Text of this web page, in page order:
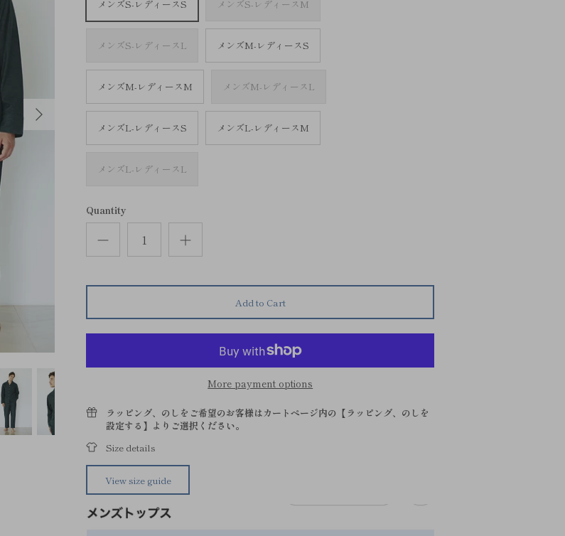
メンズS-レディースS メンズS-レディースM
メンズS-レディースL メンズM-レディースS
メンズM-レディースM メンズM-レディースL
メンズL-レディースS メンズL-レディースM
メンズL-レディースL
Quantity
Add to Cart
More payment options
ラッピング、のしをご希望のお客様はカートページ内の【ラッピング、のしを
設定する】よりご選択ください。
Size details
View size guide